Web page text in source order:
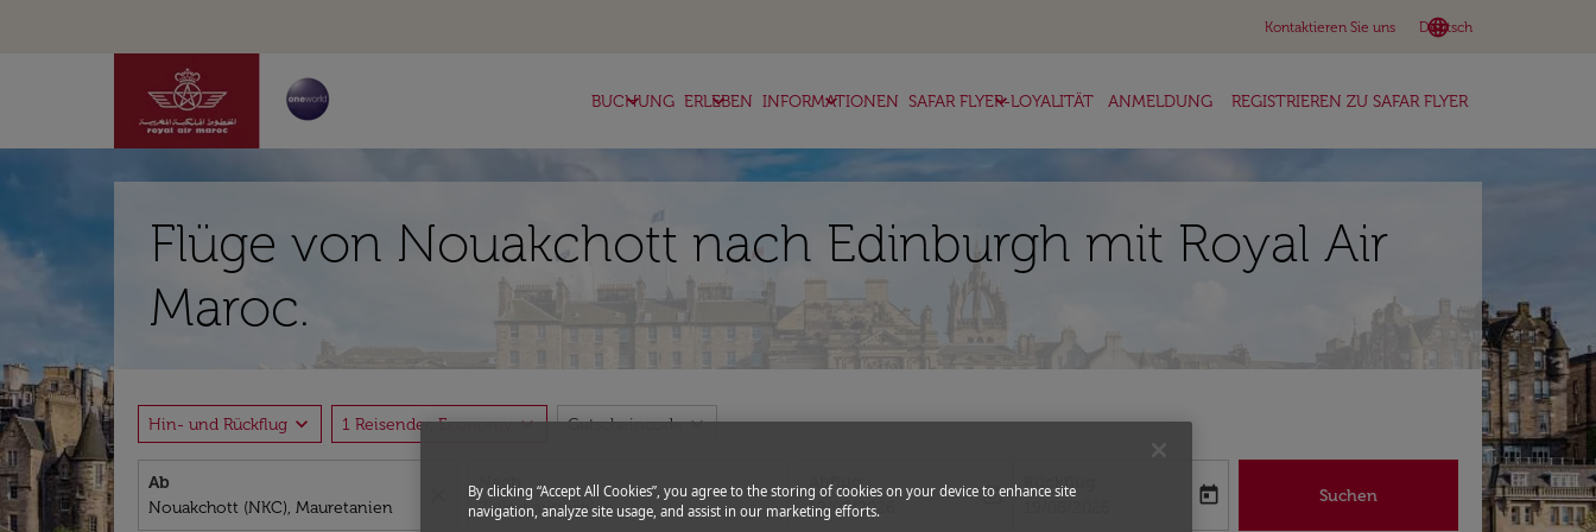
Kontaktieren Sie uns language
Deutsch
keyboard_arrow_down
BUCHUNG
keyboard_arrow_down ERLEBEN
keyboard_arrow_down INFORMATIONEN
keyboard_arrow_down SAFAR FLYER-LOYALITÄT
keyboard_arrow_down ANMELDUNG REGISTRIEREN ZU SAFAR FLYER
Flüge von Nouakchott nach Edinburgh mit Royal Air
Maroc.
Hin- und Rückflug expand_more 1 Reisender, Economyexpand_more Gutscheincodeexpand_more
Ab Nach
Abflug
fc-booking-departure-date-aria-label
12/08/2026
today
Rückflug
fc-booking-return-date-aria-label
today Suchen
By clicking “Accept All Cookies”, you agree to the storing of cookies on your device to enhance site
navigation, analyze site usage, and assist in our marketing efforts.